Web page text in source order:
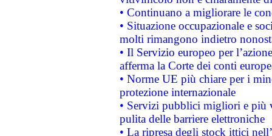
• Continuano a migliorare le
• Situazione occupazionale e
molti rimangono indietro
• Il Servizio europeo per
afferma la Corte dei conti
• Norme UE più chiare per i
protezione internazionale
• Servizi pubblici migliori e più
pulita delle barriere elettroniche
• La ripresa degli stock ittici